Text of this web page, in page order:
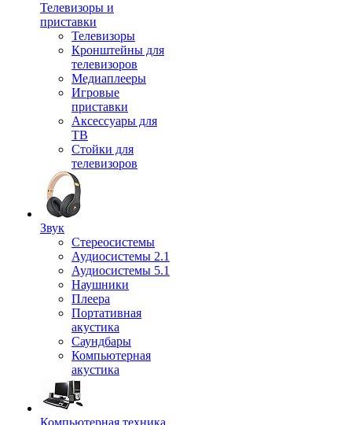
Телевизоры и
приставки
Телевизоры
Кронштейны для
телевизоров
Медиаплееры
Игровые
приставки
Аксессуары для
ТВ
Стойки для
телевизоров
Звук
Стереосистемы
Аудиосистемы 2.1
Аудиосистемы 5.1
Наушники
Плеера
Портативная
акустика
Саундбары
Компьютерная
акустика
Компьютерная техника